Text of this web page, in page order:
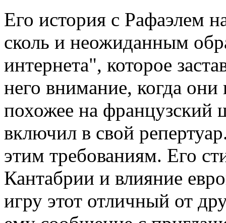
Его история с Рафаэлем
сколь и неожиданным
интернета", которое
него внимание, когда они
похожее на французский
включил в свой
этим требованиям. Его
Кантабрии и влияние
игру этот отличный от